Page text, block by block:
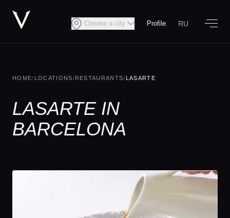
Choose a city Profile RU
HOME/ LOCATIONS/RESTAURANTS/ LASARTE
LASARTE IN
BARCELONA